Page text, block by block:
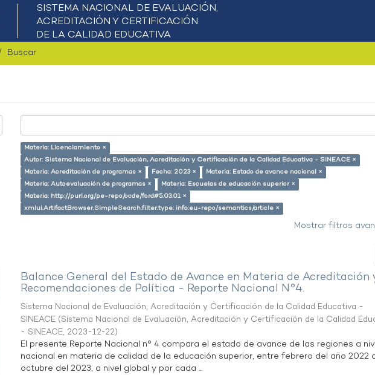
Buscar
Materia: Licenciamiento ×
Autor: Sistema Nacional de Evaluación, Acreditación y Certificación de la Calidad Educativa - SINEACE ×
Materia: Acreditación de programas ×
Fecha: 2023 ×
Materia: Estado de avance nacional ×
Materia: Autoevaluación de programas ×
Materia: Escuelas de educación superior ×
Materia: http://purl.org/pe-repo/ocde/ford#5.03.01 ×
xmlui.ArtifactBrowser.SimpleSearch.filter.type: info:eu-repo/semantics/article ×
Mostrar filtros
Balance General del Estado de Avance en Materia de Acreditación
Recomendaciones de Política - Reporte Nacional N°4.
Sistema Nacional de Evaluación, Acreditación y Certificación de la Calidad Educativa -
SINEACE (Sistema Nacional de Evaluación, Acreditación y Certificación de la Calidad
- SINEACE, 2023-12-22)
El presente Reporte Nacional n° 4 compara el estado de avance de las regiones a
nacional en materia de calidad de la educación superior, entre febrero del año 2022
octubre del 2023, a nivel global y por cada ...